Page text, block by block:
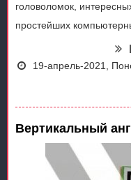
головоломок,
простейших
19-апрель-2021,
Вертикальный